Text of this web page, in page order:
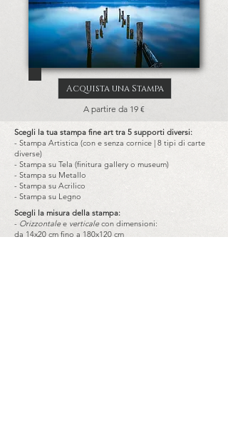
Acquista una Stampa
A partire da 19 €
Scegli la tua stampa fine art tra 5 supporti diversi:
- Stampa Artistica (con e senza cornice | 8 tipi di carte
diverse)
- Stampa su Tela (finitura gallery o museum)
- Stampa su Metallo
- Stampa su Acrilico
- Stampa su Legno
Scegli la misura della stampa:
- Orizzontalee verticalecon dimensioni:
da 14x20 cm fino a 180x120 cm